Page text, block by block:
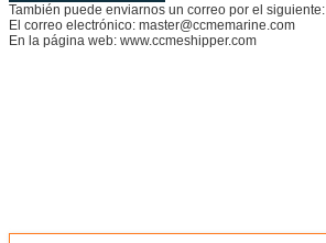
También puede enviarnos un correo por el siguiente:
El correo electrónico: master@ccmemarine.com
En la página web: www.ccmeshipper.com